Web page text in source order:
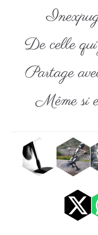
De celle
Partage
Même si